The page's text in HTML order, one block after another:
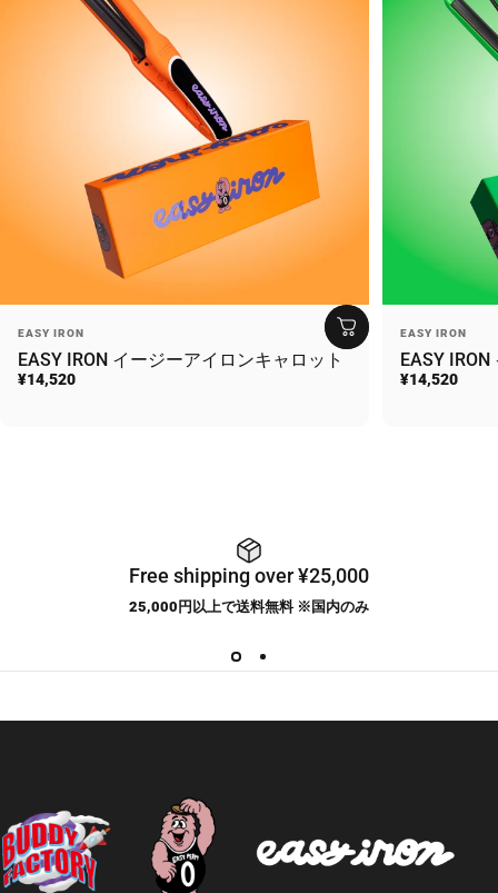
Vendor:
EASY IRON
EASY IRON イージーアイロンキャロット
¥14,520
Vendor:
EASY IRON
EASY
¥14,520
Free shipping over ¥25,000
25,000円以上で送料無料 ※国内のみ